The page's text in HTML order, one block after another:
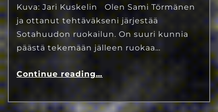
Kuva: Jari Kuskelin Olen Sami Törmänen
ja ottanut tehtäväkseni järjestää
Sotahuudon ruokailun. On suuri kunnia
päästä tekemään jälleen ruokaa…
Continue reading…